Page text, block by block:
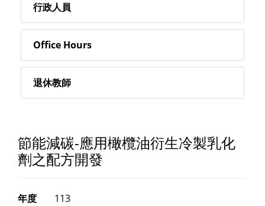
行政人員
Office Hours
退休教師
節能減碳-應用橄欖油衍生冷製乳化
劑之配方開發
年度
113